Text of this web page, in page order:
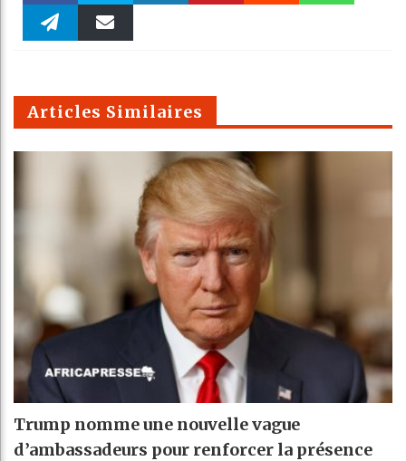
Faceboo Twitter
m
Articles Similaires
Trump nomme une nouvelle vague
d’ambassadeurs pour renforcer la présence